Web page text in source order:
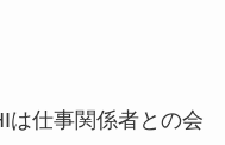
は仕事関係者との会